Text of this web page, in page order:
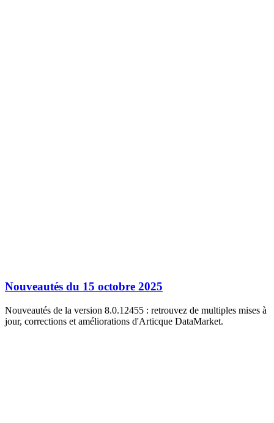
Nouveautés du 15 octobre 2025
Nouveautés de la version 8.0.12455 : retrouvez de multiples mises à
jour, corrections et améliorations d'Articque DataMarket.